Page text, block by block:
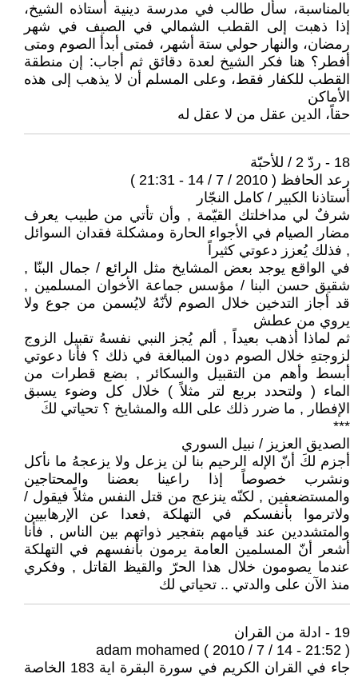
بالمناسبة، سأل طالب في مدرسة دينية أستاذه الشيخ،
إذا ذهبت إلى القطب الشمالي في الصيف في شهر
رمضان، والنهار حولي ستة أشهر، فمتى أبدأ الصوم ومتى
أفطر؟ هنا فكر الشيخ لعدة دقائق ثم أجاب: إن منطقة
القطب للكفار فقط، وعلى المسلم أن لا يذهب إلى هذه
الأماكن
حقاً، الدين عقل من لا عقل له
18 - ردّ 2 / للأحبّة
رعد الحافظ ( 2010 / 7 / 14 - 21:31 )
أستاذنا الكبير / كامل النجّار
شرفٌ لي مداخلتك القيّمة , وأن تأتي من طبيب يعرف
مضار الصيام في الأجواء الحارة ومشكلة فقدان السوائل
, فذلك يُعزز دعوتي كثيراً
في الواقع يوجد بعض المشايخ مثل الرائع / جمال البنّا ,
شقيق حسن البنا / مؤسس جماعة الأخوان المسلمين ,
قد أجاز التدخين خلال الصوم لأنّهُ لايُسمن من جوع ولا
يروي من عطش
ثم لماذا أذهب بعيداً , ألم يُجز النبي نفسهُ تقبيل الزوج
لزوجتهِ خلال الصوم دون المبالغة في ذلك ؟ فأنا دعوتي
أبسط وأهم من التقبيل والسكائر , بضع قطرات من
الماء ( ولتحدد بربع لتر مثلاً ) خلال كل وضوء يسبق
الإفطار , ما ضرر ذلك على الله والمشايخ ؟ تحياتي لكَ
***
الصديق العزيز / نبيل السوري
أجزم لكَ أنّ الإله الرحيم بنا لن يزعل ولا يزعجهُ ما نأكل
ونشرب خصوصاً إذا راعينا بعضنا والمحتاجين
والمستضعفين , لكنّه ينزعج من قتل النفس مثلاً فيقول /
ولاترموا بأنفسكم في التهلكة ,فعدا عن الإرهابيين
والمتشددين عند قيامهم بتفجير ذواتهم بين الناس , فأنا
أشعر أنّ المسلمين العامة يرمون بأنفسهم في التهلكة
عندما يصومون خلال هذا الحرّ والقيظ القاتل , وفكري
منذ الآن على والدتي .. تحياتي لك
19 - ادلة من القران
adam mohamed ( 2010 / 7 / 14 - 21:52 )
جاء في القران الكريم في سورة البقرة اية 183 الخاصة